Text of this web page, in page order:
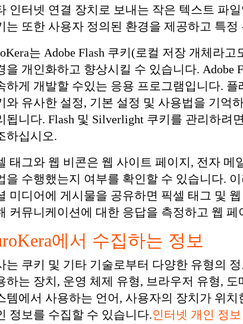
인터넷 연결 장치로 보내는 작은 텍스트 파
는 또한 사용자 정의된 환경을 제공하고 특
는 Adobe Flash 쿠키(로컬 저장 개체라
을 개인화하고 향상시킬 수 있습니다. Adobe
하게 개발할 수있는 응용 프로그램입니다.
와 유사한 설정, 기본 설정 및 사용법을 기억
됩니다. Flash 및 Silverlight 쿠키를 관리하려
하십시오.
태그와 웹 비콘은 웹 사이트 페이지, 전자
을 수행했는지 여부를 확인할 수 있습니다.
미디어에 게시물을 공유하면 픽셀 태그 및
커뮤니케이션에 대한 응답을 측정하고 웹
에서 수집하는 정보
는 쿠키 및 기타 기술로부터 다양한 유형의
하는 장치, 운영 체제 유형, 브라우저 유형,
템에서 사용하는 언어, 사용자의 장치가 위
정보를 수집할 수 있습니다.인터넷 개인 정